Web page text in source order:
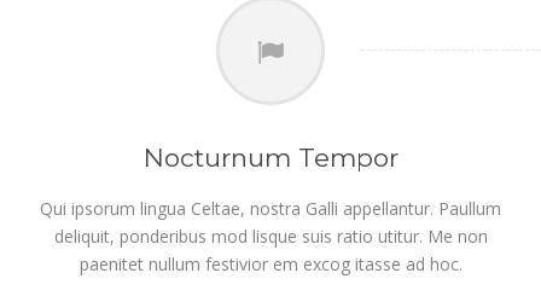
Nocturnum Tempor
Qui ipsorum lingua Celtae, nostra Galli appellantur. Paullum
deliquit, ponderibus mod lisque suis ratio utitur. Me non
paenitet nullum festivior em excog itasse ad hoc.